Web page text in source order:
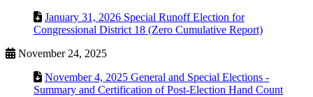
January 31, 2026 Special Runoff Election for
Congressional District 18 (Zero Cumulative Report)
November 24, 2025
November 4, 2025 General and Special Elections -
Summary and Certification of Post-Election Hand Count